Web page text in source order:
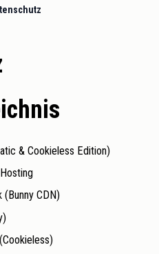
& Cookieless Edition)
CDN)